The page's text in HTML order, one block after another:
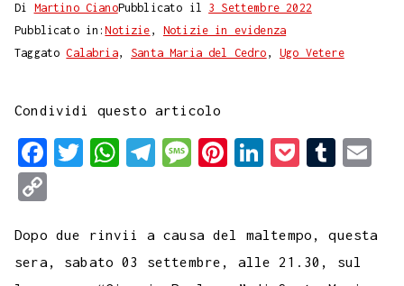
Di Martino CianoPubblicato il 3 Settembre 2022
Pubblicato in:Notizie , Notizie in evidenza
TaggatoCalabria, Santa Maria del Cedro ,Ugo Vetere
Condividi questo articolo
F
e
b
T
t
t
W
t
s
T
e
g
M
s
a
P
t
e
L
k
e
k
e
T
b
l
i
p
y
Dopo due rinvii a causa del maltempo, questa
sera, sabato 03 settembre, alle 21.30, sul